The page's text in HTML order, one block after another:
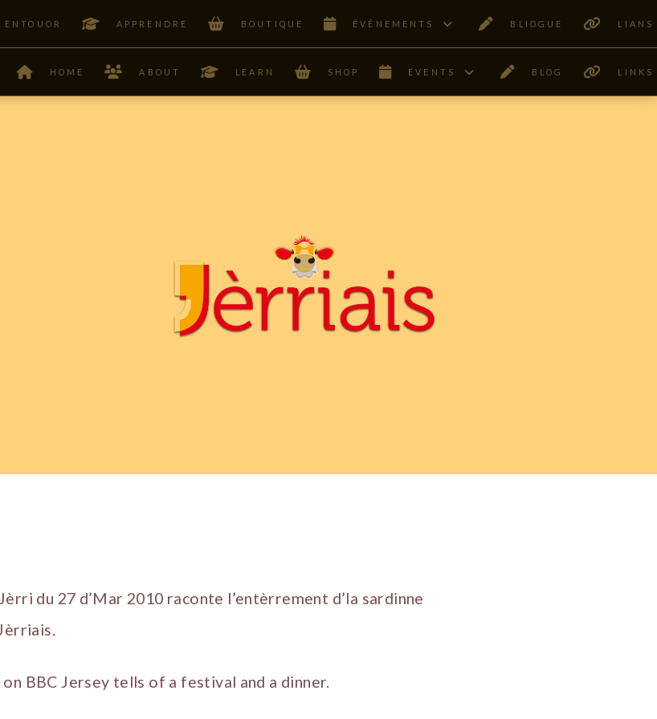
ENTOUOR APPRENDRE BOUTIQUE ÊVÉNEMENTS BLIOGUE LIANS
HOME ABOUT LEARN SHOP EVENTS BLOG LINKS
du 27 d’Mar 2010 raconte l’entèrrement d’la sardinne
BBC Jersey tells of a festival and a dinner.